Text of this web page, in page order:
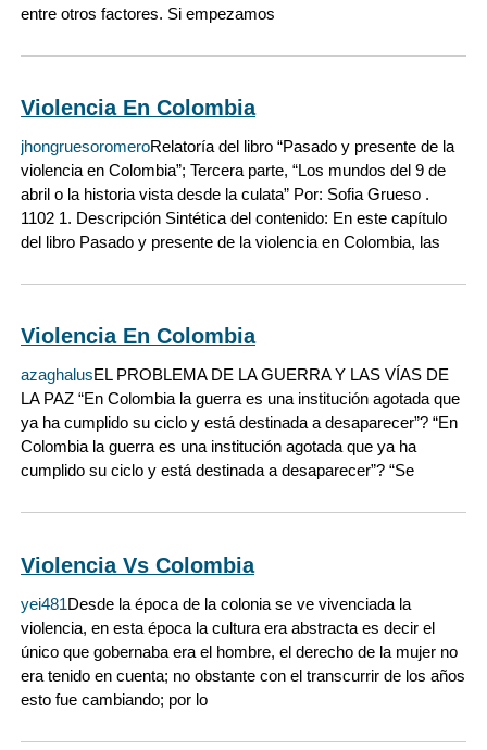
entre otros factores. Si empezamos
Violencia En Colombia
jhongruesoromeroRelatoría del libro “Pasado y presente de la
violencia en Colombia”; Tercera parte, “Los mundos del 9 de
abril o la historia vista desde la culata” Por: Sofia Grueso .
1102 1. Descripción Sintética del contenido: En este capítulo
del libro Pasado y presente de la violencia en Colombia, las
Violencia En Colombia
azaghalusEL PROBLEMA DE LA GUERRA Y LAS VÍAS DE
LA PAZ “En Colombia la guerra es una institución agotada que
ya ha cumplido su ciclo y está destinada a desaparecer”? “En
Colombia la guerra es una institución agotada que ya ha
cumplido su ciclo y está destinada a desaparecer”? “Se
Violencia Vs Colombia
yei481Desde la época de la colonia se ve vivenciada la
violencia, en esta época la cultura era abstracta es decir el
único que gobernaba era el hombre, el derecho de la mujer no
era tenido en cuenta; no obstante con el transcurrir de los años
esto fue cambiando; por lo